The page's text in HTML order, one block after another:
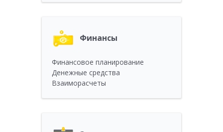
Финансы
Финансовое планирование
Денежные средства
Взаиморасчеты